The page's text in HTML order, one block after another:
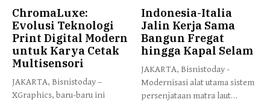
ChromaLuxe:
Evolusi Teknologi
Print Digital Modern
untuk Karya Cetak
Multisensori
JAKARTA, Bisnistoday –
XGraphics, baru-baru ini
Indonesia-Italia
Jalin Kerja Sama
Bangun Fregat
hingga Kapal Selam
JAKARTA, Bisnistoday -
Modernisasi alat utama sistem
persenjataan matra laut